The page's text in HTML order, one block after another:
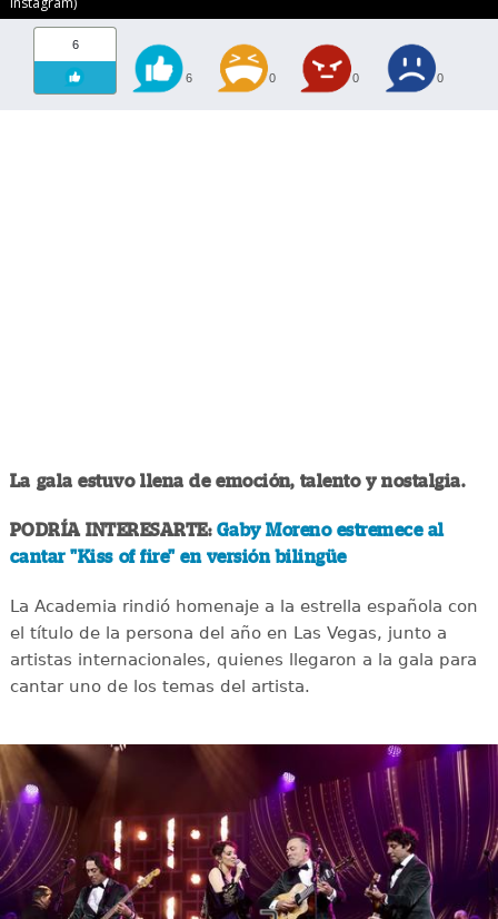
6
6 0 0 0
La gala estuvo llena de emoción, talento y nostalgia.
PODRÍA INTERESARTE: Gaby Moreno estremece al
cantar "Kiss of fire" en versión bilingüe
La Academia rindió homenaje a la estrella española con
el título de la persona del año en Las Vegas, junto a
artistas internacionales, quienes llegaron a la gala para
cantar uno de los temas del artista.